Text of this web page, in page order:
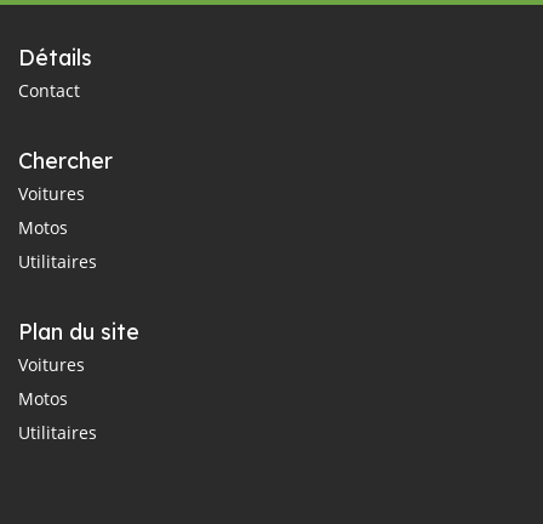
Détails
Contact
Chercher
Voitures
Motos
Utilitaires
Plan du site
Voitures
Motos
Utilitaires